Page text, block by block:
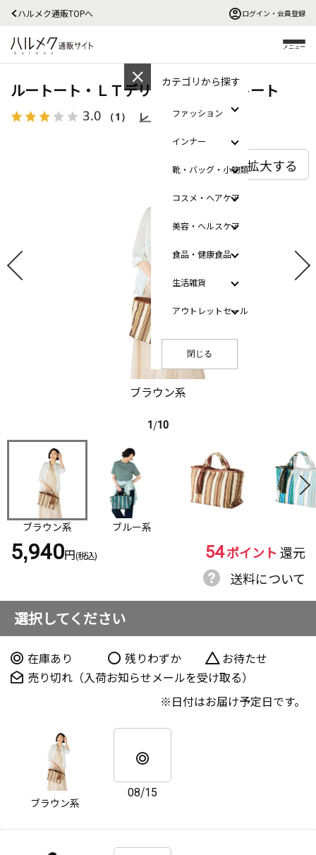
ハルメク通販TOPへ ログイン・会員登録
メニュー
カテゴリから探す
ファッション
インナー
靴・バッグ・小物類
コスメ・ヘアケア
美容・ヘルスケア
食品・健康食品
生活雑貨
アウトレットセール
閉じる
ルートート・ＬＴデリ・ストライプトート
3.0 （1） レビューを見る
ブラウン系
拡大する
1/10
ブラウン系 ブルー系
5,940円(税込) 54ポイント 還元
送料について
選択してください
在庫あり 残りわずか
お待たせ
売り切れ（入荷お知らせメールを受け取る）
日付はお届け予定日です。
ブラウン系
08/15